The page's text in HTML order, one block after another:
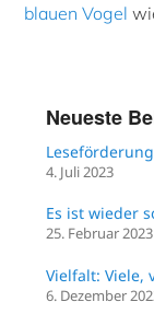
blauen Vogel
Neueste
4. Juli 2023
Es ist wieder
25. Februar 2023
Vielfalt: Viele,
6. Dezember